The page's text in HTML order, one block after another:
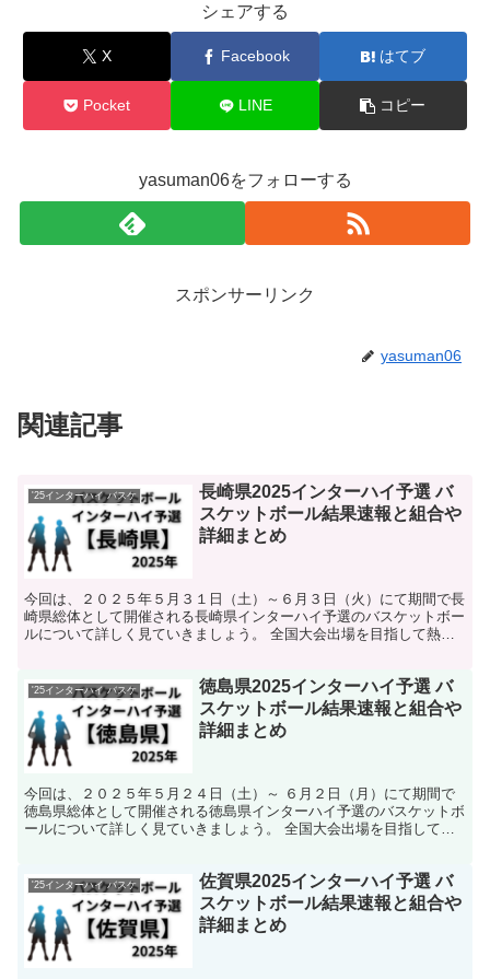
シェアする
X Facebook はてブ
Pocket LINE コピー
yasuman06をフォローする
スポンサーリンク
yasuman06
関連記事
'25インターハイ バスケ
長崎県2025インターハイ予選 バ
スケットボール結果速報と組合や
詳細まとめ
今回は、２０２５年５月３１日（土）～６月３日（火）にて期間で長
崎県総体として開催される長崎県インターハイ予選のバスケットボー
ルについて詳しく見ていきましょう。 全国大会出場を目指して熱い
'25インターハイ バスケ
徳島県2025インターハイ予選 バ
スケットボール結果速報と組合や
詳細まとめ
今回は、２０２５年５月２４日（土）～ ６月２日（月）にて期間で
徳島県総体として開催される徳島県インターハイ予選のバスケットボ
ールについて詳しく見ていきましょう。 全国大会出場を目指して熱
'25インターハイ バスケ
佐賀県2025インターハイ予選 バ
スケットボール結果速報と組合や
詳細まとめ